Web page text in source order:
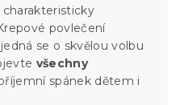
povlečení
se o skvělou volbu
všechny
spánek dětem i